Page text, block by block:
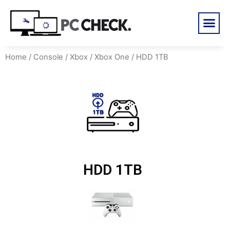
Home / Console / Xbox / Xbox One / HDD 1TB
HDD 1TB